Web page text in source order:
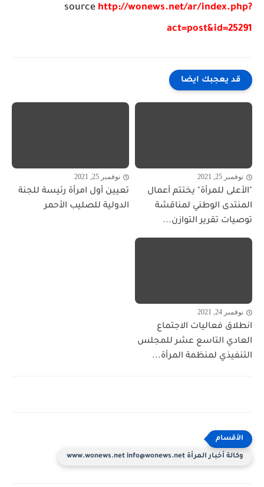
source http://wonews.net/ar/index.php?
act=post&id=25291
قد يعجبك ايضا
نوفمبر 25, 2021
"الأعلى للمرأة" يختتم أعمال
المنتدى الوطني لمناقشة
توصيات تقرير التوازن...
نوفمبر 25, 2021
تعيين أول امرأة رئيسة للجنة
الدولية للصليب الأحمر
نوفمبر 24, 2021
انطلاق فعاليات الاجتماع
العادي التاسع عشر للمجلس
التنفيذي لمنظمة المرأة...
وكالة أخبار المرأة www.wonews.net info@wonews.net